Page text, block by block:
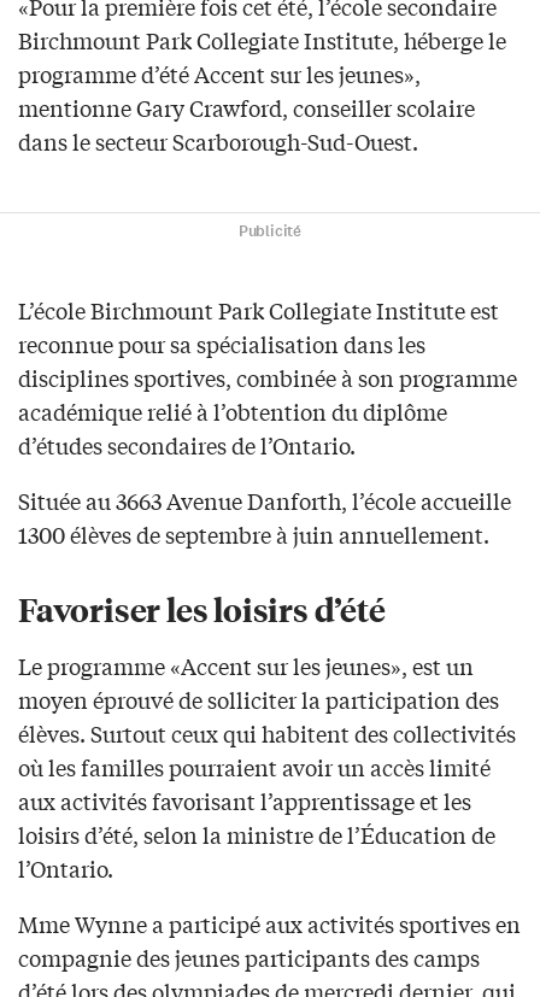
«Pour la première fois cet été, l’école secondaire
Birchmount Park Collegiate Institute, héberge le
programme d’été Accent sur les jeunes»,
mentionne Gary Crawford, conseiller scolaire
dans le secteur Scarborough-Sud-Ouest.
Publicité
L’école Birchmount Park Collegiate Institute est
reconnue pour sa spécialisation dans les
disciplines sportives, combinée à son programme
académique relié à l’obtention du diplôme
d’études secondaires de l’Ontario.
Située au 3663 Avenue Danforth, l’école accueille
1300 élèves de septembre à juin annuellement.
Favoriser les loisirs d’été
Le programme «Accent sur les jeunes», est un
moyen éprouvé de solliciter la participation des
élèves. Surtout ceux qui habitent des collectivités
où les familles pourraient avoir un accès limité
aux activités favorisant l’apprentissage et les
loisirs d’été, selon la ministre de l’Éducation de
l’Ontario.
Mme Wynne a participé aux activités sportives en
compagnie des jeunes participants des camps